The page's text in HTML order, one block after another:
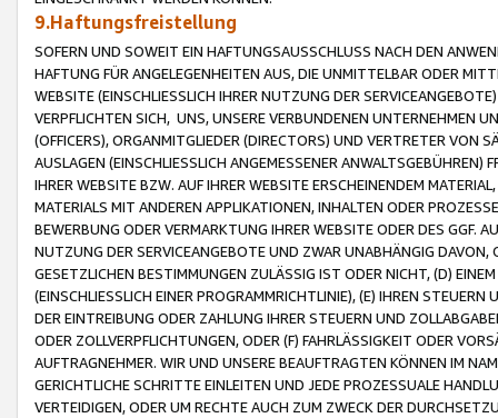
9.Haftungsfreistellung
SOFERN UND SOWEIT EIN HAFTUNGSAUSSCHLUSS NACH DEN
HAFTUNG FÜR ANGELEGENHEITEN AUS, DIE UNMITTELBAR ODER
WEBSITE (EINSCHLIESSLICH IHRER NUTZUNG DER
VERPFLICHTEN SICH, UNS, UNSERE VERBUNDENEN UNTERNEHMEN
(OFFICERS), ORGANMITGLIEDER (DIRECTORS) UND VERTRETER VON
AUSLAGEN (EINSCHLIESSLICH ANGEMESSENER
IHRER WEBSITE BZW. AUF IHRER WEBSITE ERSCHEINENDEM
MATERIALS MIT ANDEREN APPLIKATIONEN, INHALTEN ODER
BEWERBUNG ODER VERMARKTUNG IHRER WEBSITE ODER DES GGF.
NUTZUNG DER SERVICEANGEBOTE UND ZWAR UNABHÄNGIG
GESETZLICHEN BESTIMMUNGEN ZULÄSSIG IST ODER NICHT, (D)
(EINSCHLIESSLICH EINER PROGRAMMRICHTLINIE), (E) IHREN
DER EINTREIBUNG ODER ZAHLUNG IHRER STEUERN UND
ODER ZOLLVERPFLICHTUNGEN, ODER (F) FAHRLÄSSIGKEIT ODER
AUFTRAGNEHMER. WIR UND UNSERE BEAUFTRAGTEN KÖNNEN IM
GERICHTLICHE SCHRITTE EINLEITEN UND JEDE PROZESSUALE
VERTEIDIGEN, ODER UM RECHTE AUCH ZUM ZWECK DER